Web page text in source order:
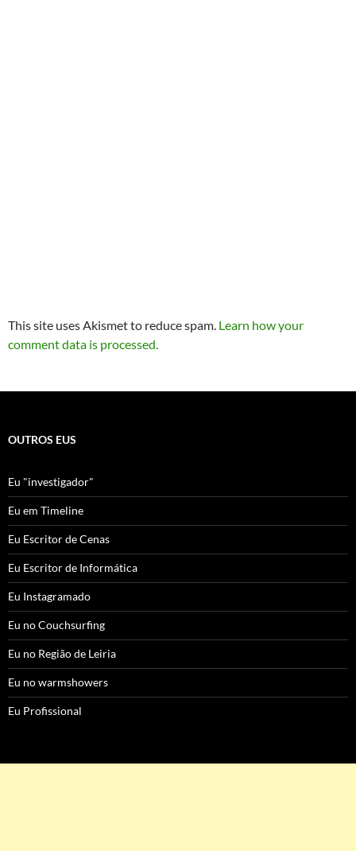
This site uses Akismet to reduce spam. Learn how your
comment data is processed.
OUTROS EUS
Eu "investigador"
Eu em Timeline
Eu Escritor de Cenas
Eu Escritor de Informática
Eu Instagramado
Eu no Couchsurfing
Eu no Região de Leiria
Eu no warmshowers
Eu Profissional